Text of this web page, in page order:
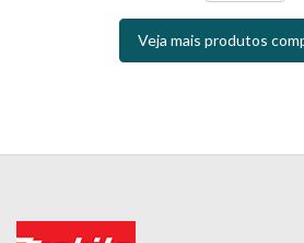
Veja mais produtos